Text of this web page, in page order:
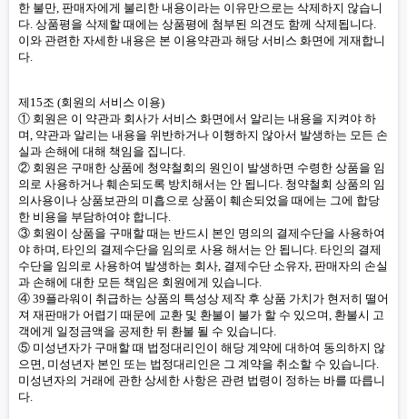
한 불만, 판매자에게 불리한 내용이라는 이유만으로는 삭제하지 않습니
다. 상품평을 삭제할 때에는 상품평에 첨부된 의견도 함께 삭제됩니다.
이와 관련한 자세한 내용은 본 이용약관과 해당 서비스 화면에 게재합니
다.
제15조 (회원의 서비스 이용)
① 회원은 이 약관과 회사가 서비스 화면에서 알리는 내용을 지켜야 하
며, 약관과 알리는 내용을 위반하거나 이행하지 않아서 발생하는 모든 손
실과 손해에 대해 책임을 집니다.
② 회원은 구매한 상품에 청약철회의 원인이 발생하면 수령한 상품을 임
의로 사용하거나 훼손되도록 방치해서는 안 됩니다. 청약철회 상품의 임
의사용이나 상품보관의 미흡으로 상품이 훼손되었을 때에는 그에 합당
한 비용을 부담하여야 합니다.
③ 회원이 상품을 구매할 때는 반드시 본인 명의의 결제수단을 사용하여
야 하며, 타인의 결제수단을 임의로 사용 해서는 안 됩니다. 타인의 결제
수단을 임의로 사용하여 발생하는 회사, 결제수단 소유자, 판매자의 손실
과 손해에 대한 모든 책임은 회원에게 있습니다.
④ 39플라워이 취급하는 상품의 특성상 제작 후 상품 가치가 현저히 떨어
져 재판매가 어렵기 때문에 교환 및 환불이 불가 할 수 있으며, 환불시 고
객에게 일정금액을 공제한 뒤 환불 될 수 있습니다.
⑤ 미성년자가 구매할 때 법정대리인이 해당 계약에 대하여 동의하지 않
으면, 미성년자 본인 또는 법정대리인은 그 계약을 취소할 수 있습니다.
미성년자의 거래에 관한 상세한 사항은 관련 법령이 정하는 바를 따릅니
다.